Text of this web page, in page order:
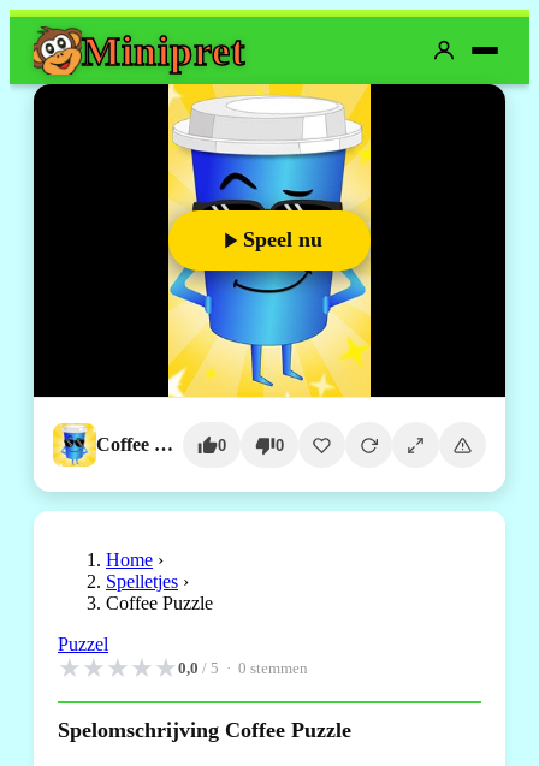
Minipret
Speel nu
Coffee Puzzle 0 0
Home ›
Spelletjes ›
Coffee Puzzle
Puzzel
★★★★★0,0 / 5 · 0 stemmen
Spelomschrijving Coffee Puzzle